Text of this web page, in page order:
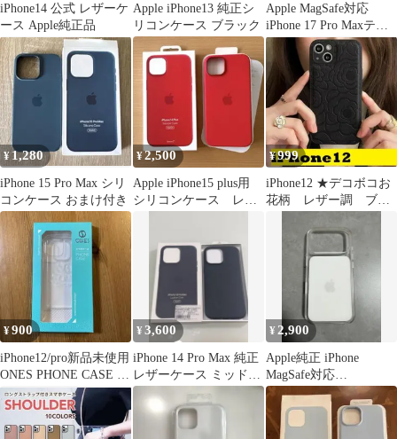
iPhone14 公式 レザーケ
ース Apple純正品
Apple iPhone13 純正シ
リコンケース ブラック
Apple MagSafe対応
iPhone 17 Pro Maxテッ
クウーブン
¥ 1,280
iPhone 15 Pro Max シリ
コンケース おまけ付き
¥2,500
Apple iPhone15 plus用
シリコンケース レッ
¥999
iPhone12 ★デコボコお
花柄 レザー調 ブラ
ック 大人可愛いケー
¥900
iPhone12/pro新品未使用
ONES PHONE CASE 高
品質
¥3,600
iPhone 14 Pro Max 純正
レザーケース ミッドナ
イト 訳あり
¥ 2,900
Apple純正 iPhone
MagSafe対応
iPhone17pro